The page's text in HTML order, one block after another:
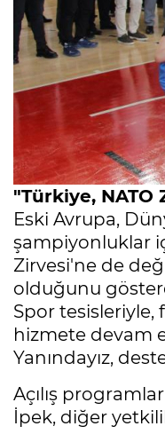
"Türkiye,
Eski Avrupa,
şampiyonluklar
Zirvesi'ne de
olduğunu
Spor tesisleriyle,
hizmete devam
Yanındayız,
Açılış
İpek, diğer